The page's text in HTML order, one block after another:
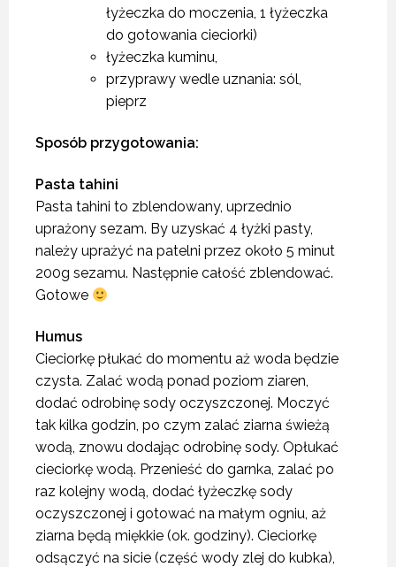
łyżeczka do moczenia, 1 łyżeczka
do gotowania cieciorki)
łyżeczka kuminu,
przyprawy wedle uznania: sól,
pieprz
Sposób przygotowania:
Pasta tahini
Pasta tahini to zblendowany, uprzednio
uprażony sezam. By uzyskać 4 łyżki pasty,
należy uprażyć na patelni przez około 5 minut
200g sezamu. Następnie całość zblendować.
Gotowe
Humus
Cieciorkę płukać do momentu aż woda będzie
czysta. Zalać wodą ponad poziom ziaren,
dodać odrobinę sody oczyszczonej. Moczyć
tak kilka godzin, po czym zalać ziarna świeżą
wodą, znowu dodając odrobinę sody. Opłukać
cieciorkę wodą. Przenieść do garnka, zalać po
raz kolejny wodą, dodać łyżeczkę sody
oczyszczonej i gotować na małym ogniu, aż
ziarna będą miękkie (ok. godziny). Cieciorkę
odsączyć na sicie (część wody zlej do kubka),